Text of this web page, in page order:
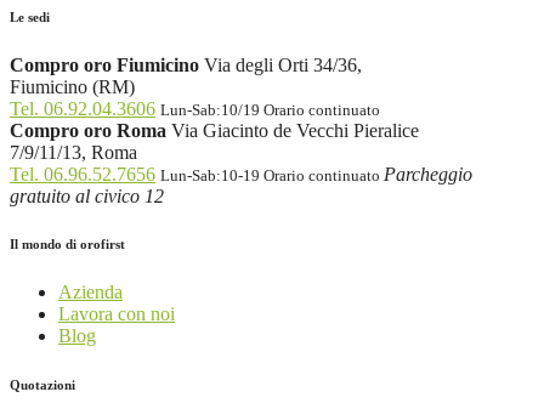
Le sedi
Compro oro Fiumicino Via degli Orti 34/36,
Fiumicino (RM)
Tel. 06.92.04.3606 Lun-Sab:10/19 Orario continuato
Compro oro Roma Via Giacinto de Vecchi Pieralice
7/9/11/13, Roma
Tel. 06.96.52.7656 Lun-Sab:10-19 Orario continuato Parcheggio
gratuito al civico 12
Il mondo di orofirst
Azienda
Lavora con noi
Blog
Quotazioni